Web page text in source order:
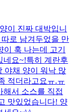
이 진짜 대박입니
로 남겨두었을 만
훅 나는데 고기
네요~!특히 계란후
야채 양이 워낙 많
적더라고요ㅠ.ㅠ
해서 소스를 직접
맛있었습니다! 양